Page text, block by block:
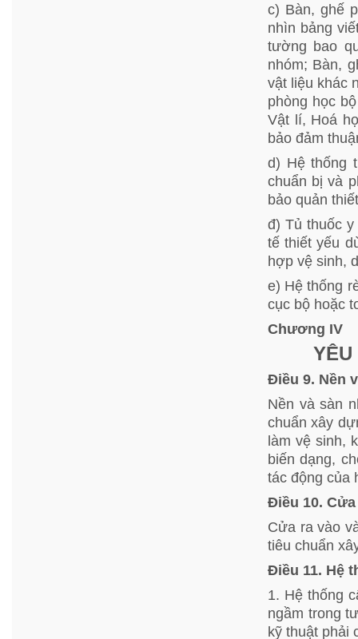
c) Bàn, ghế
nhìn bảng
tường bao
nhóm; Bàn,
vật liệu khác
phòng học
Vật lí, Hoá
bảo đảm
d) Hệ thống
chuẩn bị và
bảo quản
đ) Tủ thuốc
tế thiết yếu
hợp vệ sinh,
e) Hệ thống
cục bộ hoặc
Chương IV
YÊU
Điều 9. Nền
Nền và sàn
chuẩn xây
làm vệ sinh,
biến dạng,
tác động của
Điều 10.
Cửa ra vào
tiêu chuẩn
Điều 11. Hệ
1. Hệ thống
ngầm trong
kỹ thuật phải